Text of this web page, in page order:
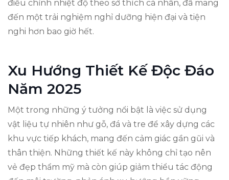
điều chỉnh nhiệt độ theo sở thích cá nhân, đã mang
đến một trải nghiệm nghỉ dưỡng hiện đại và tiện
nghi hơn bao giờ hết.
Xu Hướng Thiết Kế Độc Đáo
Năm 2025
Một trong những ý tưởng nổi bật là việc sử dụng
vật liệu tự nhiên như gỗ, đá và tre để xây dựng các
khu vực tiếp khách, mang đến cảm giác gần gũi và
thân thiện. Những thiết kế này không chỉ tạo nên
vẻ đẹp thẩm mỹ mà còn giúp giảm thiểu tác động